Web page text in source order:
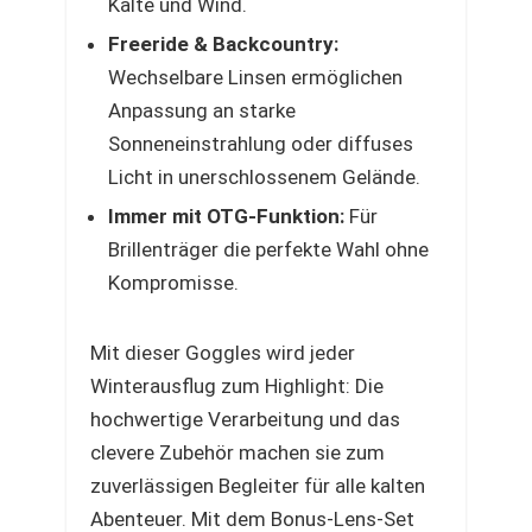
Kälte und Wind.
Freeride & Backcountry:
Wechselbare Linsen ermöglichen
Anpassung an starke
Sonneneinstrahlung oder diffuses
Licht in unerschlossenem Gelände.
Immer mit OTG-Funktion: Für
Brillenträger die perfekte Wahl ohne
Kompromisse.
Mit dieser Goggles wird jeder
Winterausflug zum Highlight: Die
hochwertige Verarbeitung und das
clevere Zubehör machen sie zum
zuverlässigen Begleiter für alle kalten
Abenteuer. Mit dem Bonus-Lens-Set